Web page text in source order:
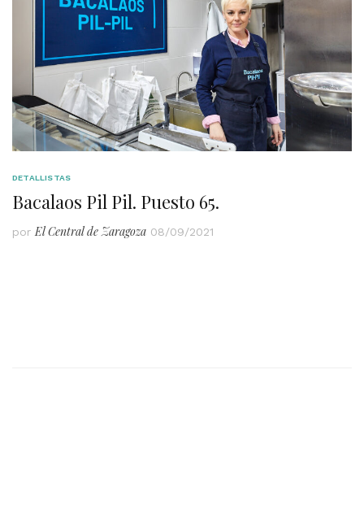
DETALLISTAS
Bacalaos Pil Pil. Puesto 65.
por El Central de Zaragoza 08/09/2021